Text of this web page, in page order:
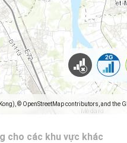
© OpenStreetMap contributors, and the
cho các khu vực khác